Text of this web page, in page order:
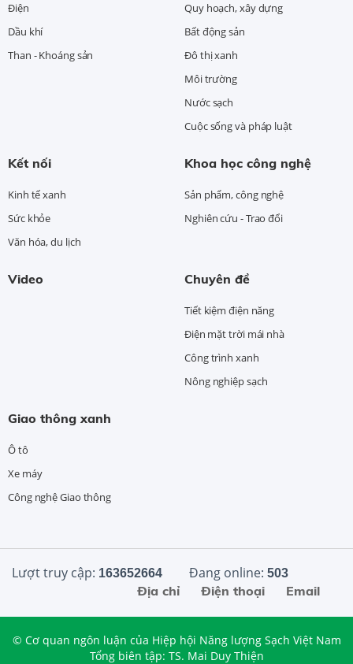
Điện
Dầu khí
Than - Khoáng sản
Quy hoạch, xây dựng
Bất động sản
Đô thị xanh
Môi trường
Nước sạch
Cuộc sống và pháp luật
Kết nối
Kinh tế xanh
Sức khỏe
Văn hóa, du lịch
Khoa học công nghệ
Sản phẩm, công nghệ
Nghiên cứu - Trao đổi
Video Chuyên đề
Tiết kiệm điện năng
Điện mặt trời mái nhà
Công trình xanh
Nông nghiệp sạch
Giao thông xanh
Ô tô
Xe máy
Công nghệ Giao thông
Lượt truy cập: 163652664 Đang online: 503
Email
Điện thoại
Địa chỉ
© Cơ quan ngôn luận của Hiệp hội Năng lượng Sạch Việt Nam
Tổng biên tập: TS. Mai Duy Thiện